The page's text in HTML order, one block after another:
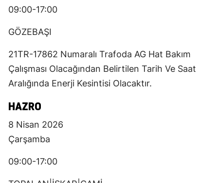
09:00-17:00
GÖZEBAŞI
21TR-17862 Numaralı Trafoda AG Hat Bakım
Çalışması Olacağından Belirtilen Tarih Ve Saat
Aralığında Enerji Kesintisi Olacaktır.
HAZRO
8 Nisan 2026
Çarşamba
09:00-17:00